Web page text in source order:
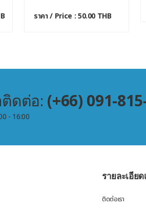
ราคา / Price : 50.00 THB
ดต่อ: (+66) 091-
- 16:00
รายละเอีย
ติดต่อเรา